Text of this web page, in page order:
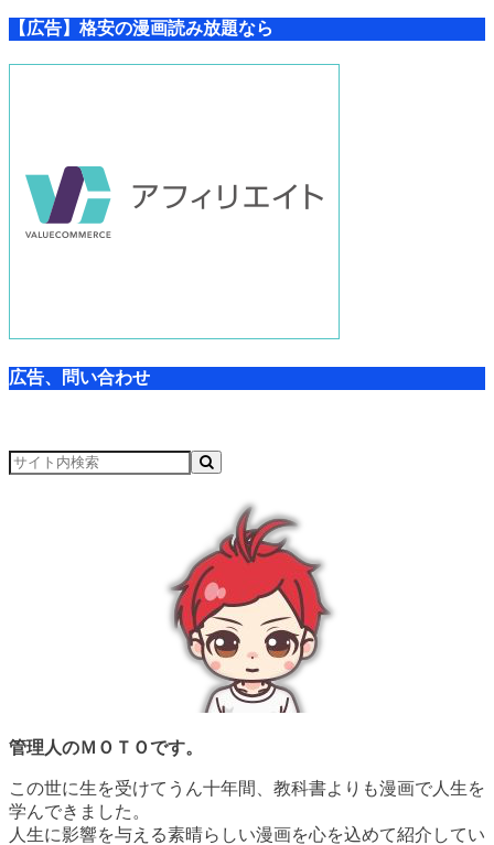
【広告】格安の漫画読み放題なら
広告、問い合わせ
管理人のＭＯＴＯです。
この世に生を受けてうん十年間、教科書よりも漫画で人生を
学んできました。
人生に影響を与える素晴らしい漫画を心を込めて紹介してい